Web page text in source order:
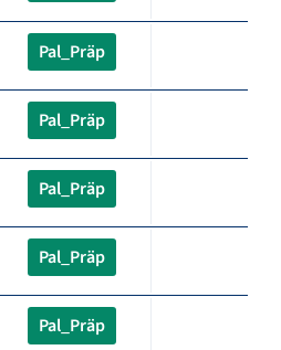
Pal_Präp
Pal_Präp
Pal_Präp
Pal_Präp
Pal_Präp